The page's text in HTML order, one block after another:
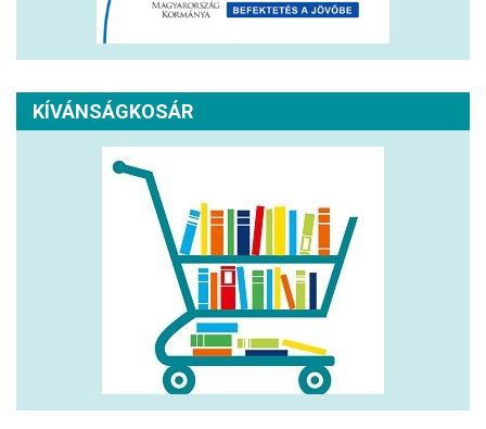
KÍVÁNSÁGKOSÁR